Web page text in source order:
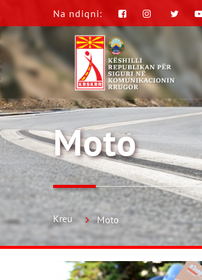
Na ndiqni:
Moto
Kreu Moto